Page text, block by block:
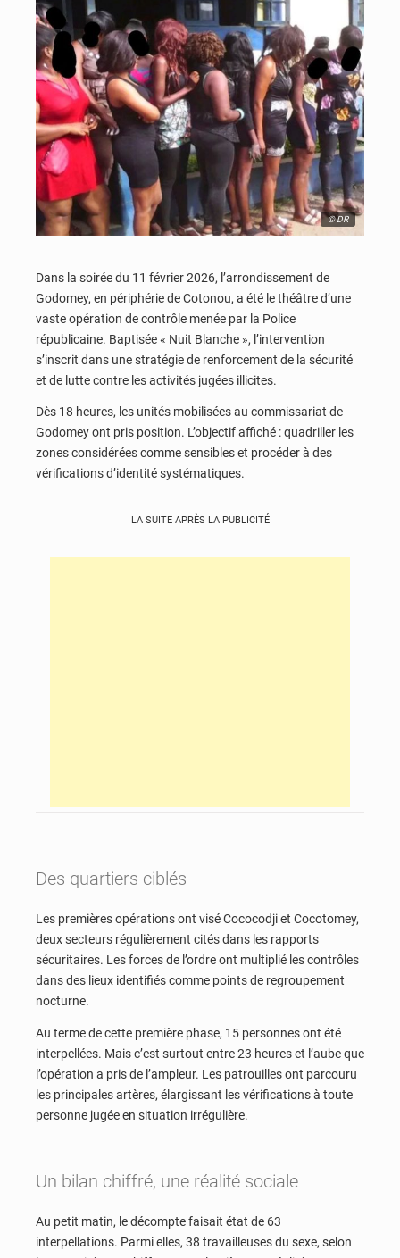
© DR
Dans la soirée du 11 février 2026, l’arrondissement de
Godomey, en périphérie de Cotonou, a été le théâtre d’une
vaste opération de contrôle menée par la Police
républicaine. Baptisée « Nuit Blanche », l’intervention
s’inscrit dans une stratégie de renforcement de la sécurité
et de lutte contre les activités jugées illicites.
Dès 18 heures, les unités mobilisées au commissariat de
Godomey ont pris position. L’objectif affiché : quadriller les
zones considérées comme sensibles et procéder à des
vérifications d’identité systématiques.
LA SUITE APRÈS LA PUBLICITÉ
Des quartiers ciblés
Les premières opérations ont visé Cococodji et Cocotomey,
deux secteurs régulièrement cités dans les rapports
sécuritaires. Les forces de l’ordre ont multiplié les contrôles
dans des lieux identifiés comme points de regroupement
nocturne.
Au terme de cette première phase, 15 personnes ont été
interpellées. Mais c’est surtout entre 23 heures et l’aube que
l’opération a pris de l’ampleur. Les patrouilles ont parcouru
les principales artères, élargissant les vérifications à toute
personne jugée en situation irrégulière.
Un bilan chiffré, une réalité sociale
Au petit matin, le décompte faisait état de 63
interpellations. Parmi elles, 38 travailleuses du sexe, selon